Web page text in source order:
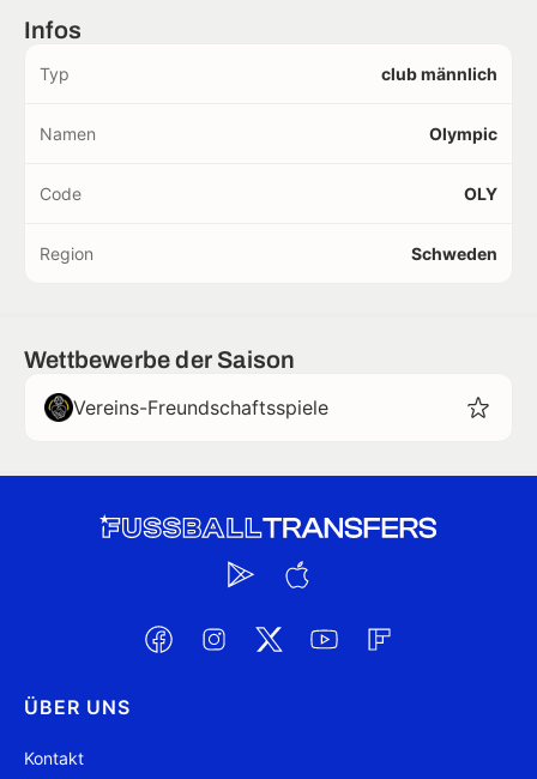
Infos
Typ club männlich
Namen Olympic
Code OLY
Region Schweden
Wettbewerbe der Saison
Vereins-Freundschaftsspiele
ÜBER UNS
Kontakt